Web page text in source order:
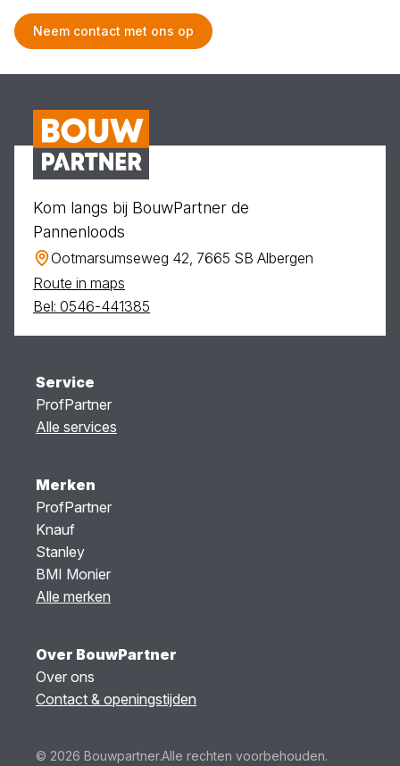
Neem contact met ons op
Kom langs bij BouwPartner de
Pannenloods
Ootmarsumseweg 42, 7665 SB Albergen
Route in maps
Bel: 0546-441385
Service
ProfPartner
Alle services
Merken
ProfPartner
Knauf
Stanley
BMI Monier
Alle merken
Over BouwPartner
Over ons
Contact & openingstijden
© 2026 Bouwpartner.Alle rechten voorbehouden.